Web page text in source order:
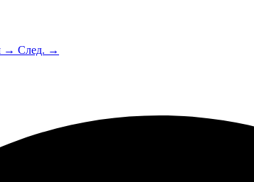
→ След. →